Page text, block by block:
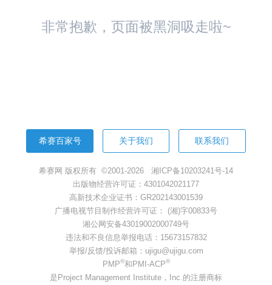
非常抱歉，页面被黑洞吸走啦~
希赛百家号 关于我们 联系我们
希赛网 版权所有 ©2001-2026 湘ICP备10203241号-14
出版物经营许可证：4301042021177
高新技术企业证书：GR202143001539
广播电视节目制作经营许可证： (湘)字00833号
湘公网安备43019002000749号
违法和不良信息举报电话：15673157832
举报/反馈/投诉邮箱：ujigu@ujigu.com
PMP®和PMI-ACP®
是Project Management Institute，Inc.的注册商标